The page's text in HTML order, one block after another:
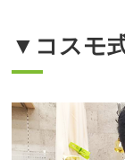
▼コスモ